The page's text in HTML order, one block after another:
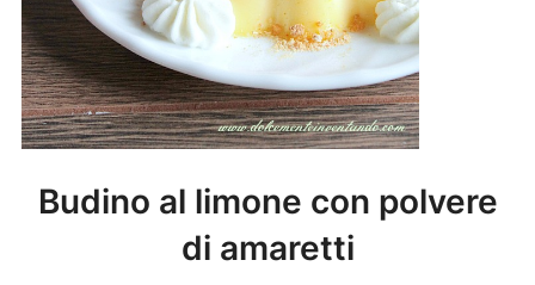
Budino al limone con polvere
di amaretti